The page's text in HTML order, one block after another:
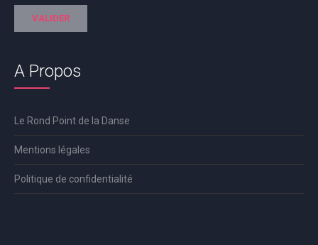
A Propos
Le Rond Point de la Danse
Mentions légales
Politique de confidentialité